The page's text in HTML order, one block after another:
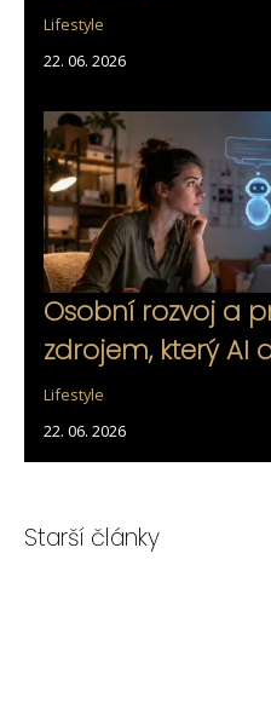
Lifestyle
22. 06. 2026
Osobní rozvoj a
zdrojem, který AI
Lifestyle
22. 06. 2026
Starší články